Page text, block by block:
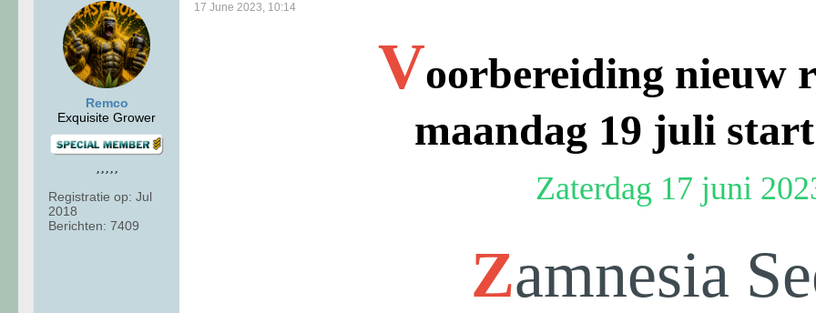
Remco
Exquisite Grower
Registratie op: Jul
2018
Berichten: 7409
17 June 2023, 10:14
Voorbereiding nieuw
maandag 19 juli
Zaterdag 17 juni
Zamnesia